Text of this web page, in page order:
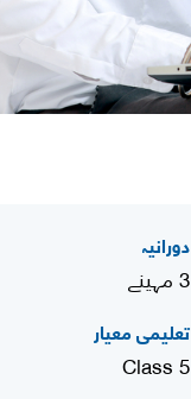
دورانیہ
3 مہینے
تعلیمی معیار
Class 5